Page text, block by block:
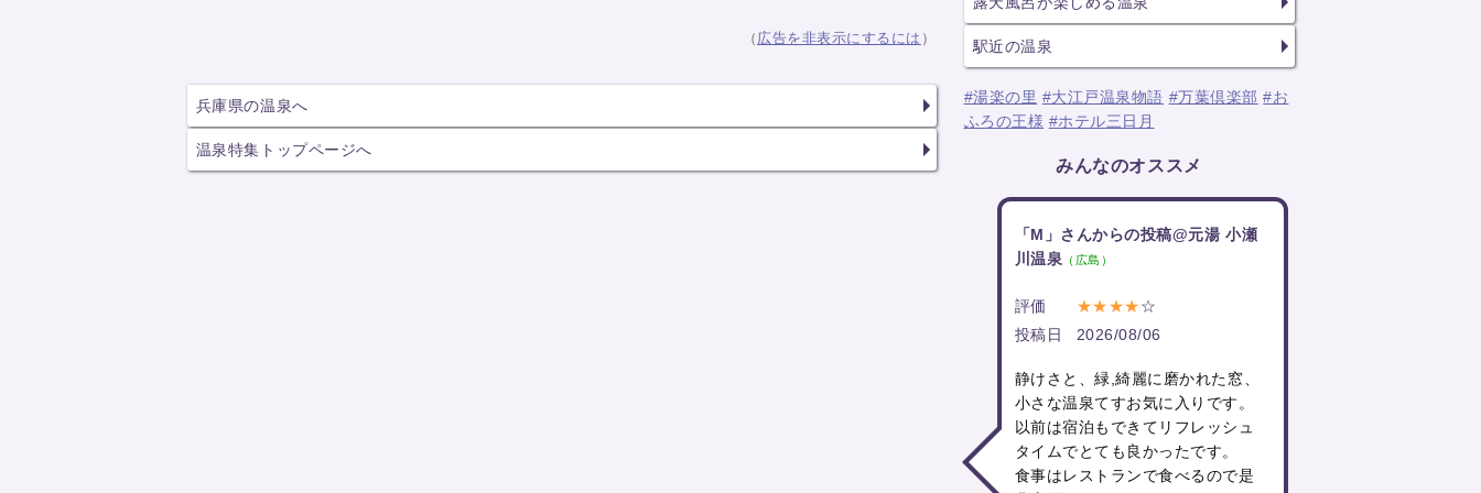
（ 広告を非表示にするには ） 駅近の温泉
#湯楽の里 #大江戸温泉物語 #万葉倶楽部 #お
ふろの王様 #ホテル三日月
みんなのオススメ
「M」さんからの投稿@元湯 小瀬
川温泉 （広島）
評価 ★★★★☆
投稿日
2026/08/06
静けさと、緑,綺麗に磨かれた窓、
小さな温泉てすお気に入りです。
以前は宿泊もできてリフレッシュ
タイムでとても良かったです。
食事はレストランで食べるので是
兵庫県の温泉へ
温泉特集トップページへ